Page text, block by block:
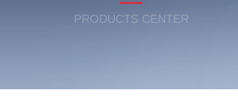
PRODUCTS CENTER